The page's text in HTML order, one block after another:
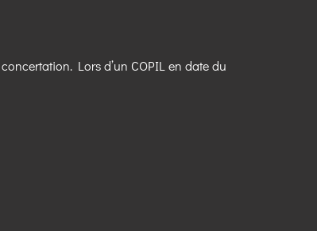
Lors d’un COPIL en date du